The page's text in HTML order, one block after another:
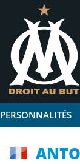
PERSONNALITÉS